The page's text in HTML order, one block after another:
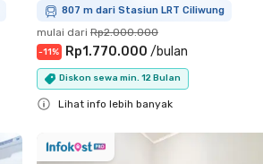
807 m dari Stasiun LRT Ciliwung
mulai dari Rp2.000.000
-11% Rp1.770.000 /bulan
Diskon sewa min. 12 Bulan
Lihat info lebih banyak